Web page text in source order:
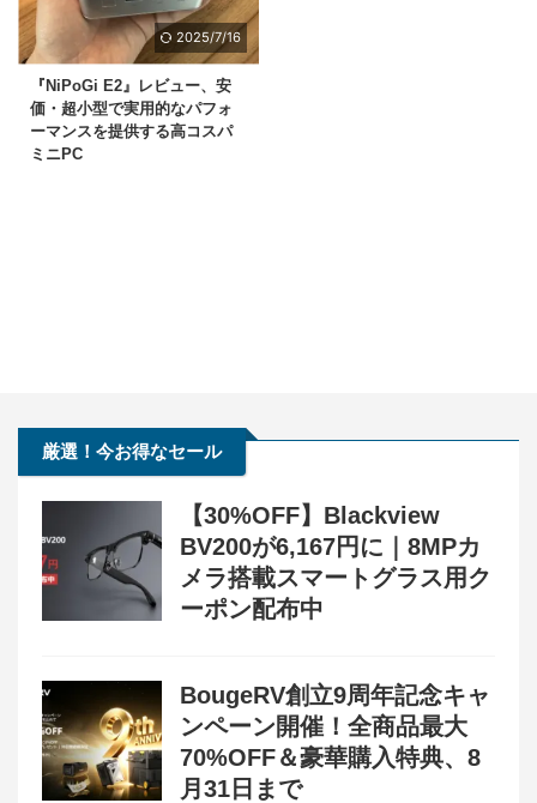
2025/7/16
『NiPoGi E2』レビュー、安
価・超小型で実用的なパフォ
ーマンスを提供する高コスパ
ミニPC
厳選！今お得なセール
【30%OFF】Blackview
BV200が6,167円に｜8MPカ
メラ搭載スマートグラス用ク
ーポン配布中
BougeRV創立9周年記念キャ
ンペーン開催！全商品最大
70%OFF＆豪華購入特典、8
月31日まで